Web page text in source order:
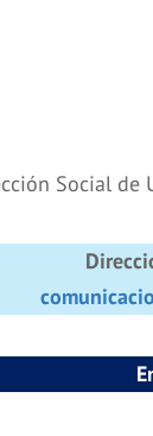
Social